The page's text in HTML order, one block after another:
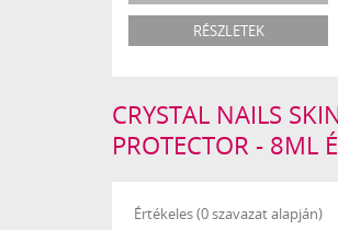
RÉSZLETEK
CRYSTAL NAILS
PROTECTOR - 8ML
Értékeles (0 szavazat alapján)